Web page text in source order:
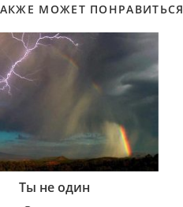
МОЖЕТ ПОНРАВИТЬСЯ
Ты не один